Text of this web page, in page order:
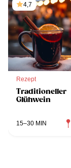
4,7
Rezept
Traditioneller
Glühwein
15–30 MIN